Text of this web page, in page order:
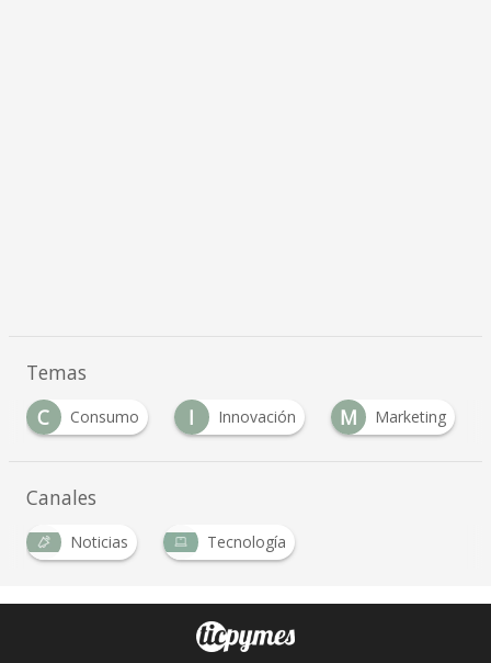
Temas
Consumo Innovación Marketing
Canales
Noticias Tecnología